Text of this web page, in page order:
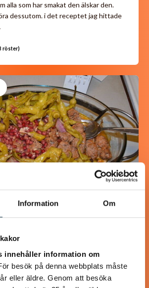
Information Om
innehåller information om
besök på denna webbplats måste
eller äldre. Genom att besöka
alla som har smakat den älskar den.
dessutom. i det receptet jag hittade